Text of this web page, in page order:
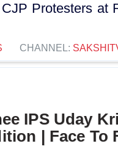
Protesters at
CHANNEL:
IPS Uday
| Face To